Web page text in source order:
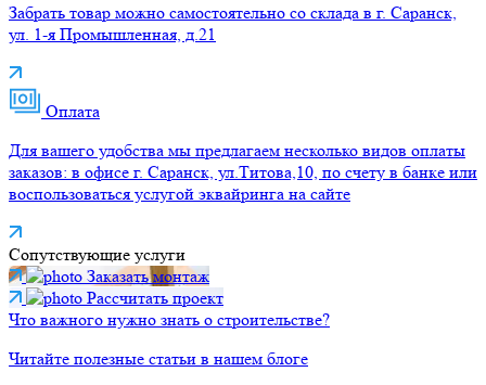
Забрать товар можно самостоятельно со склада в г. Саранск,
ул. 1-я Промышленная, д.21
Оплата
Для вашего удобства мы предлагаем несколько видов оплаты
заказов: в офисе г. Саранск, ул.Титова,10, по счету в банке или
воспользоваться услугой эквайринга на сайте
Сопутствующие услуги
Заказать монтаж
Рассчитать проект
Что важного нужно знать о строительстве?
Читайте полезные статьи в нашем блоге